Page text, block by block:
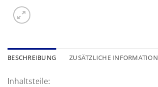
BESCHREIBUNG ZUSÄTZLICHE INFORMATION
Inhaltsteile: